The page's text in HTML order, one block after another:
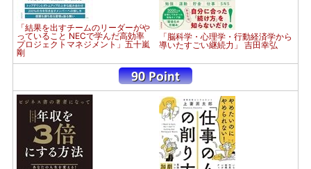
「結果を出すチームのリーダーがや
っていること NECで学んだ高効率
プロジェクトマネジメント」五十嵐
剛
「脳科学・心理学・行動経済学から
導いたすごい継続力」 吉田幸弘